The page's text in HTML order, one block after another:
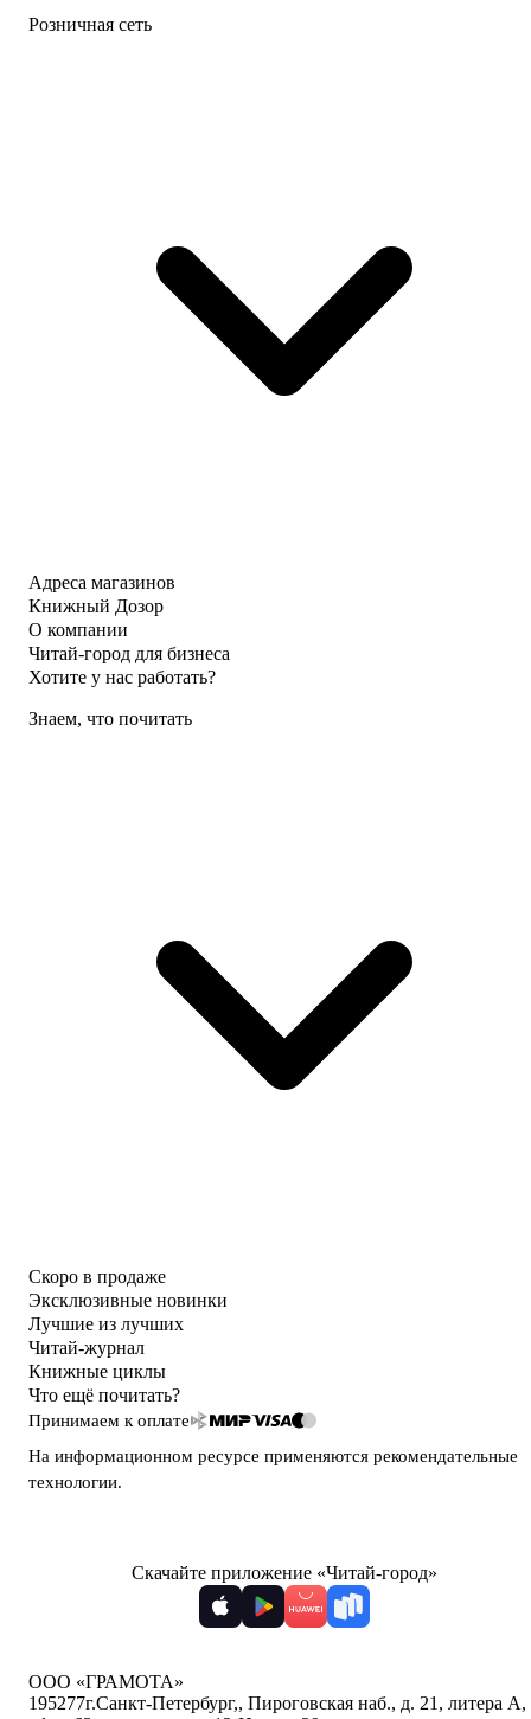
Розничная сеть
Адреса магазинов
Книжный Дозор
О компании
Читай-город для бизнеса
Хотите у нас работать?
Знаем, что почитать
Скоро в продаже
Эксклюзивные новинки
Лучшие из лучших
Читай-журнал
Книжные циклы
Что ещё почитать?
Принимаем к оплате
На информационном ресурсе применяются рекомендательные
технологии.
Скачайте приложение «Читай-город»
ООО «ГРАМОТА»
195277г.Санкт-Петербург,, Пироговская наб., д. 21, литера А,